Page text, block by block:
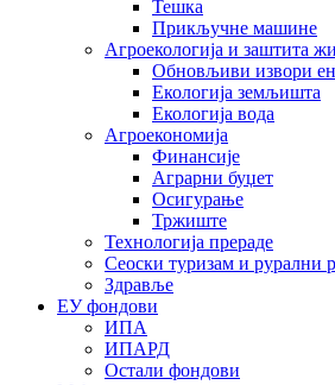
Тешка
Прикључне машине
Агроекологија и заштита
Обновљиви извори
Екологија земљишта
Екологија вода
Агроекономија
Финансије
Аграрни буџет
Осигурање
Тржиште
Технологија прераде
Сеоски туризам и рурални
Здравље
ЕУ фондови
ИПА
ИПАРД
Остали фондови